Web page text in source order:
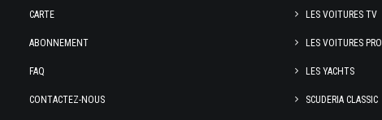
CARTE
ABONNEMENT
FAQ
CONTACTEZ-NOUS
LES VOITURES TV
LES VOITURES PRO
LES YACHTS
SCUDERIA CLASSIC